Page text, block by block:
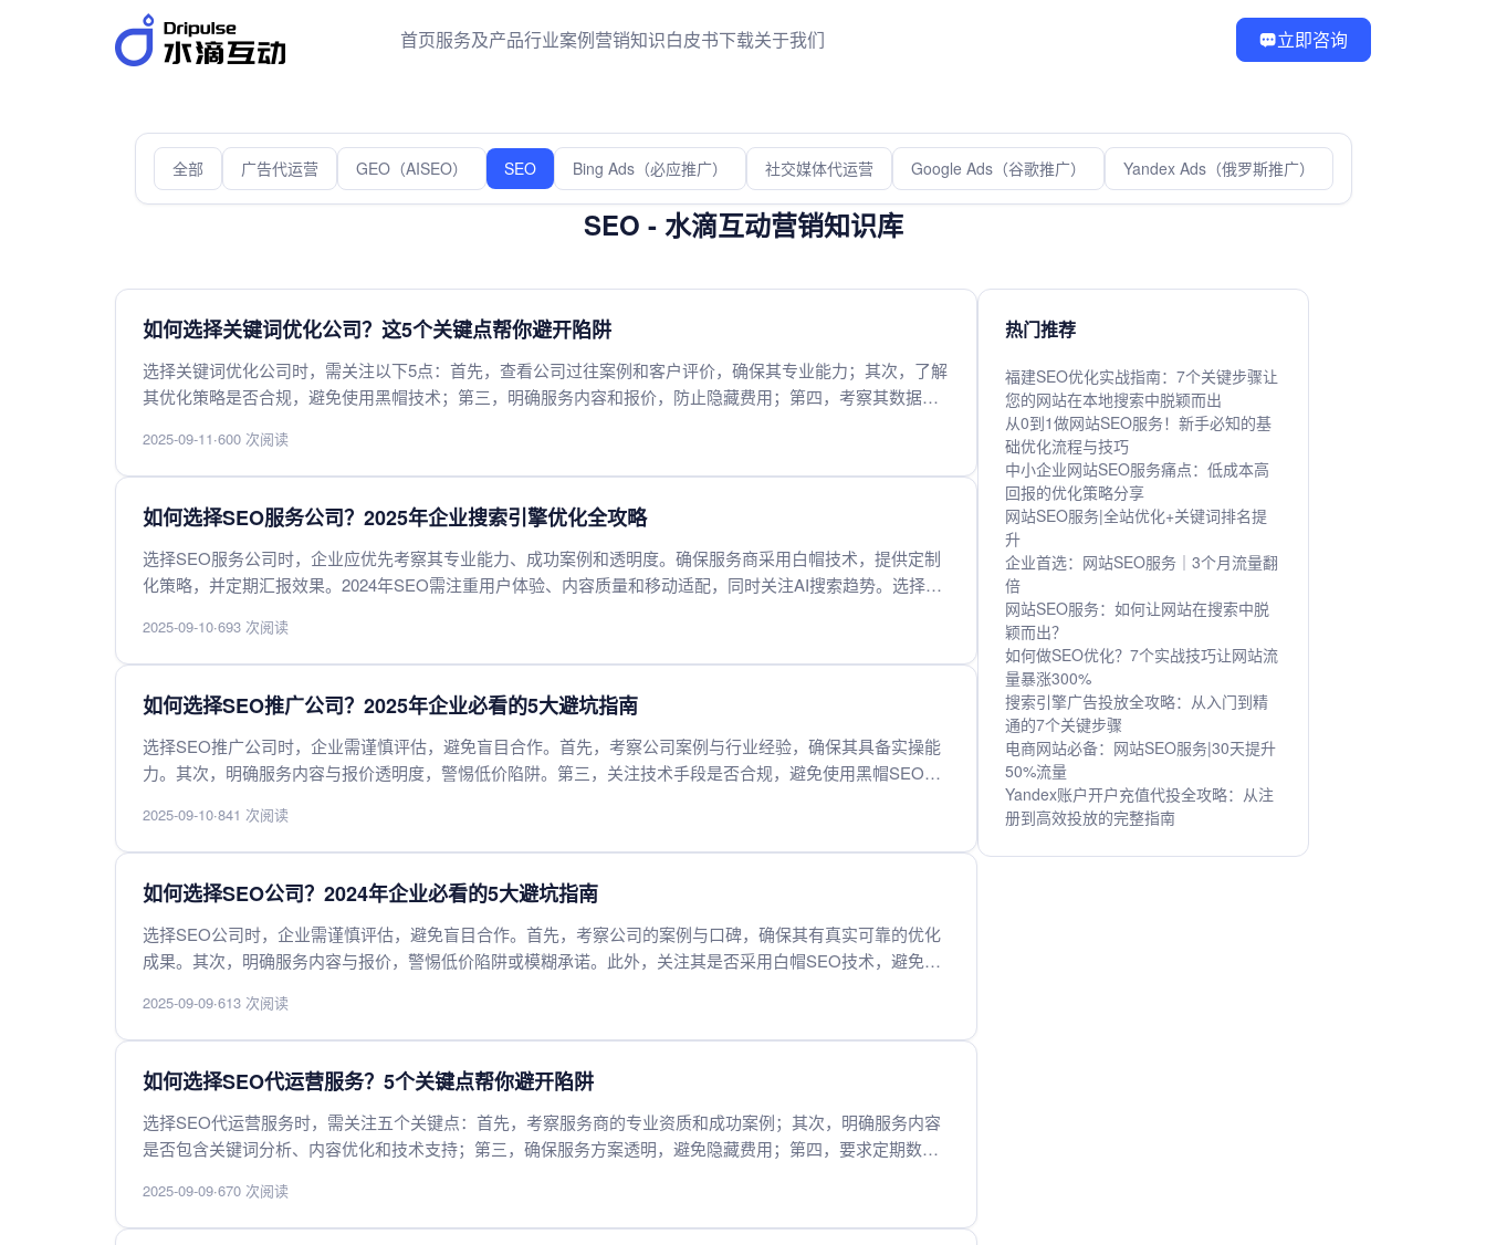
首页服务及产品行业案例营销知识白皮书下载关于我们 立即咨询
全部 广告代运营 GEO（AISEO） SEO Bing Ads（必应推广） 社交媒体代运营 Google Ads（谷歌推广） Yandex Ads（俄罗斯推广）
SEO - 水滴互动营销知识库
如何选择关键词优化公司？这5个关键点帮你避开陷阱
选择关键词优化公司时，需关注以下5点：首先，查看公司过往案例和客户评价，确保其专业能力；其次，了解
其优化策略是否合规，避免使用黑帽技术；第三，明确服务内容和报价，防止隐藏费用；第四，考察其数据分
可助您避开陷阱，实现高效优化。
2025-09-11·600 次阅读
如何选择SEO服务公司？2025年企业搜索引擎优化全攻略
选择SEO服务公司时，企业应优先考察其专业能力、成功案例和透明度。确保服务商采用白帽技术，提供定制
化策略，并定期汇报效果。2024年SEO需注重用户体验、内容质量和移动适配，同时关注AI搜索趋势。选择与
2025-09-10·693 次阅读
如何选择SEO推广公司？2025年企业必看的5大避坑指南
选择SEO推广公司时，企业需谨慎评估，避免盲目合作。首先，考察公司案例与行业经验，确保其具备实操能
力。其次，明确服务内容与报价透明度，警惕低价陷阱。第三，关注技术手段是否合规，避免使用黑帽SEO导
分，保障自身权益。综合考量这些因素，才能找到高效可靠的SEO合作伙伴。
2025-09-10·841 次阅读
如何选择SEO公司？2024年企业必看的5大避坑指南
选择SEO公司时，企业需谨慎评估，避免盲目合作。首先，考察公司的案例与口碑，确保其有真实可靠的优化
成果。其次，明确服务内容与报价，警惕低价陷阱或模糊承诺。此外，关注其是否采用白帽SEO技术，避免因
量。综合这些因素，才能找到真正适合企业需求的SEO合作伙伴。
2025-09-09·613 次阅读
如何选择SEO代运营服务？5个关键点帮你避开陷阱
选择SEO代运营服务时，需关注五个关键点：首先，考察服务商的专业资质和成功案例；其次，明确服务内容
是否包含关键词分析、内容优化和技术支持；第三，确保服务方案透明，避免隐藏费用；第四，要求定期数据
的SEO优化。
2025-09-09·670 次阅读
热门推荐
福建SEO优化实战指南：7个关键步骤让
您的网站在本地搜索中脱颖而出
从0到1做网站SEO服务！新手必知的基
础优化流程与技巧
中小企业网站SEO服务痛点：低成本高
回报的优化策略分享
网站SEO服务|全站优化+关键词排名提
升
企业首选：网站SEO服务｜3个月流量翻
倍
网站SEO服务：如何让网站在搜索中脱
颖而出？
如何做SEO优化？7个实战技巧让网站流
量暴涨300%
搜索引擎广告投放全攻略：从入门到精
通的7个关键步骤
电商网站必备：网站SEO服务|30天提升
50%流量
Yandex账户开户充值代投全攻略：从注
册到高效投放的完整指南